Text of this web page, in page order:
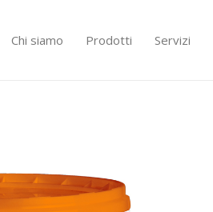
Chi siamo Prodotti Servizi